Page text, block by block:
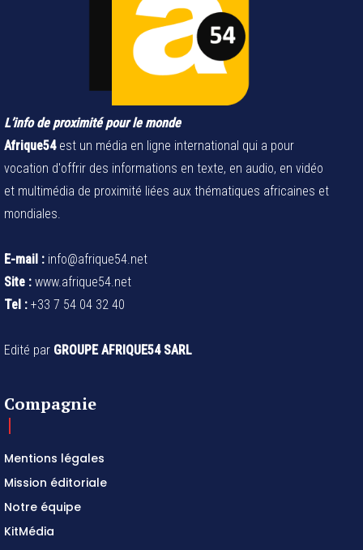
L’info de proximité pour le monde
Afrique54est un média en ligne international qui a pour
vocation d'offrir des informations en texte, en audio, en vidéo
et multimédia de proximité liées aux thématiques africaines et
mondiales.
E-mail : info@afrique54.net
Site : www.afrique54.net
Tel : +33 7 54 04 32 40
Edité par GROUPE AFRIQUE54 SARL
Compagnie
Mentions légales
Mission éditoriale
Notre équipe
KitMédia